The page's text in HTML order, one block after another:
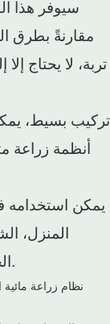
مقارنةً بطرق
تربة، لا يحتاج
أنظمة زراعة
المنزل،
الخضراوات الورقية، الأعشاب، الفواكه، إلخ.